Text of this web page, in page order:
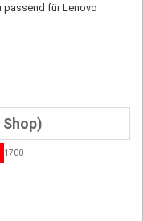
passend für Lenovo